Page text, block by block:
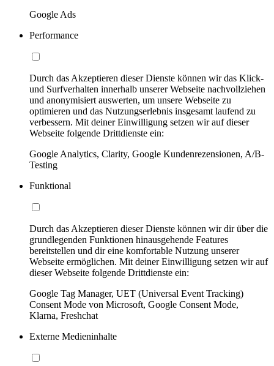
Google Ads
Performance
Durch das Akzeptieren dieser Dienste können wir das Klick-
und Surfverhalten innerhalb unserer Webseite nachvollziehen
und anonymisiert auswerten, um unsere Webseite zu
optimieren und das Nutzungserlebnis insgesamt laufend zu
verbessern. Mit deiner Einwilligung setzen wir auf dieser
Webseite folgende Drittdienste ein:
Google Analytics, Clarity, Google Kundenrezensionen, A/B-
Testing
Funktional
Durch das Akzeptieren dieser Dienste können wir dir über die
grundlegenden Funktionen hinausgehende Features
bereitstellen und dir eine komfortable Nutzung unserer
Webseite ermöglichen. Mit deiner Einwilligung setzen wir auf
dieser Webseite folgende Drittdienste ein:
Google Tag Manager, UET (Universal Event Tracking)
Consent Mode von Microsoft, Google Consent Mode,
Klarna, Freshchat
Externe Medieninhalte